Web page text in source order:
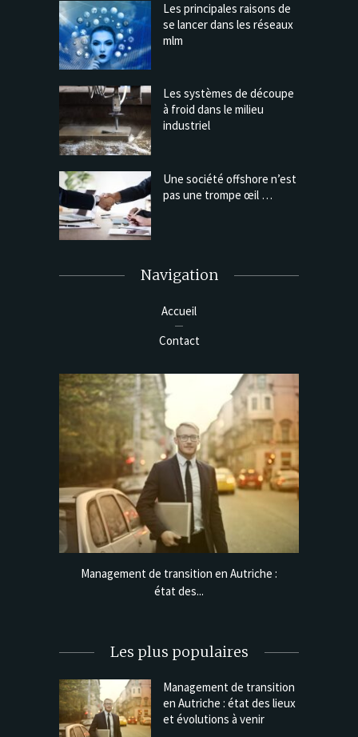
Les principales raisons de
se lancer dans les réseaux
mlm
Les systèmes de découpe
à froid dans le milieu
industriel
Une société offshore n’est
pas une trompe œil …
Navigation
Accueil
Contact
Management de transition en Autriche :
état des...
Les plus populaires
Management de transition
en Autriche : état des lieux
et évolutions à venir